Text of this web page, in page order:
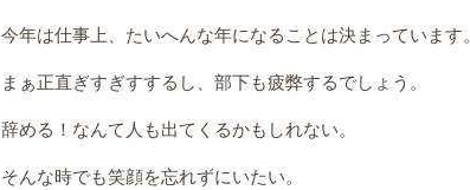
今年は仕事上、たいへんな年になることは決まっています。
まぁ正直ぎすぎすするし、部下も疲弊するでしょう。
辞める！なんて人も出てくるかもしれない。
そんな時でも笑顔を忘れずにいたい。